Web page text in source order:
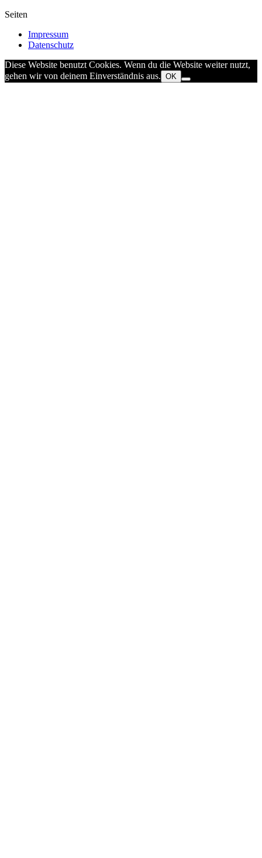
Seiten
Impressum
Datenschutz
Diese Website benutzt Cookies. Wenn du die Website weiter nutzt,
gehen wir von deinem Einverständnis aus. OK